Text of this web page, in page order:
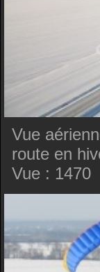
Vue
route en
Vue : 1470